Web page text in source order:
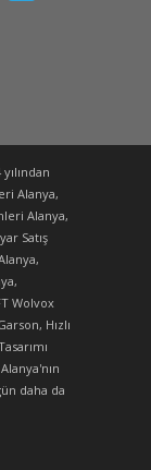
Alanya,
Alanya,
Satış
Wolvox
Hızlı
daha da